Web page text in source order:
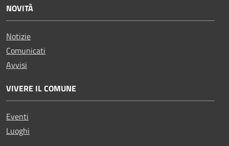
NOVITÀ
Notizie
Comunicati
Avvisi
VIVERE IL COMUNE
Eventi
Luoghi